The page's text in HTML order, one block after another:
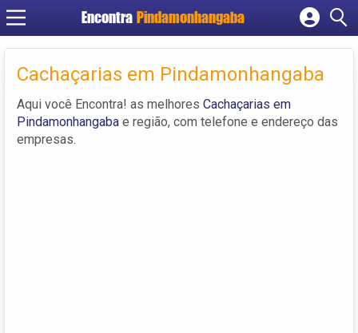
Encontra Pindamonhangaba
Cadastrar empresa
Criar conta
Cachaçarias em Pindamonhangaba
Aqui você Encontra! as melhores Cachaçarias em
Pindamonhangaba e região, com telefone e endereço das
empresas.